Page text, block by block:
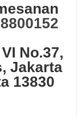
No.37,
Jakarta
13830